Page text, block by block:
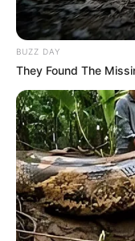
BUZZ DAY
They Found The